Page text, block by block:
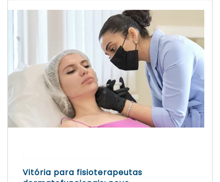
Vitória para fisioterapeutas